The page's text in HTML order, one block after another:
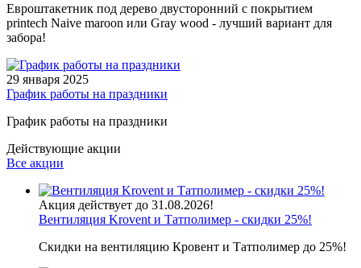
Евроштакетник под дерево двусторонний с покрытием
printech Naive maroon или Gray wood - лучший вариант для
забора!
29 января 2025
График работы на праздники
График работы на праздники
Действующие акции
Все акции
Акция действует до 31.08.2026!
Вентиляция Krovent и Татполимер - скидки 25%!
Скидки на вентиляцию Кровент и Татполимер до 25%!